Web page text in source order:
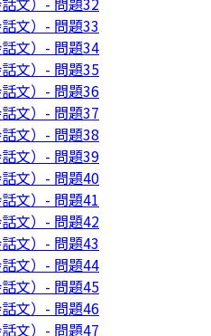
文）- 問題33
文）- 問題34
文）- 問題35
文）- 問題36
文）- 問題37
文）- 問題38
文）- 問題39
文）- 問題40
文）- 問題41
文）- 問題42
文）- 問題43
文）- 問題44
文）- 問題45
文）- 問題46
文）- 問題47